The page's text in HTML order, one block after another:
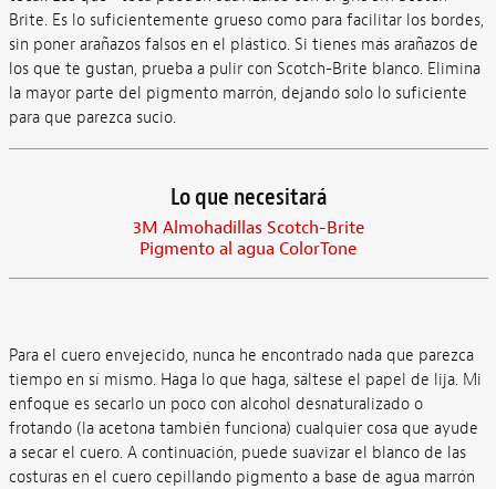
Brite. Es lo suficientemente grueso como para facilitar los bordes,
sin poner arañazos falsos en el plástico. Si tienes más arañazos de
los que te gustan, prueba a pulir con Scotch-Brite blanco. Elimina
la mayor parte del pigmento marrón, dejando solo lo suficiente
para que parezca sucio.
Lo que necesitará
3M Almohadillas Scotch-Brite
Pigmento al agua ColorTone
Para el cuero envejecido, nunca he encontrado nada que parezca
tiempo en sí mismo. Haga lo que haga, sáltese el papel de lija. Mi
enfoque es secarlo un poco con alcohol desnaturalizado o
frotando (la acetona también funciona) cualquier cosa que ayude
a secar el cuero. A continuación, puede suavizar el blanco de las
costuras en el cuero cepillando pigmento a base de agua marrón